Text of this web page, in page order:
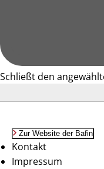
Schließt den
Zur Website der Bafin
Kontakt
Impressum